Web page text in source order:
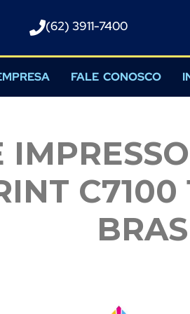
(62) 3911-7400
FALE CONOSCO